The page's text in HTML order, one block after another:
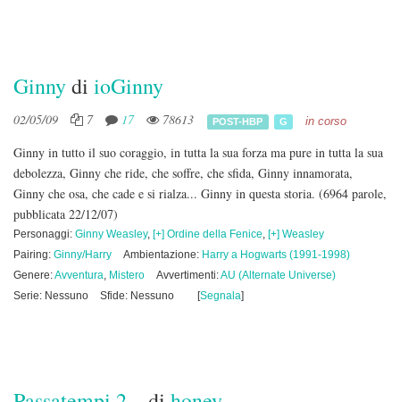
Ginnydi ioGinny
02/05/09 7 17 78613 POST-HBP G in corso
Ginny in tutto il suo coraggio, in tutta la sua forza ma pure in tutta la sua
debolezza, Ginny che ride, che soffre, che sfida, Ginny innamorata,
Ginny che osa, che cade e si rialza... Ginny in questa storia. (6964 parole,
pubblicata 22/12/07)
Personaggi: Ginny Weasley, [+] Ordine della Fenice, [+] Weasley
Pairing: Ginny/Harry Ambientazione: Harry a Hogwarts (1991-1998)
Genere:Avventura, Mistero Avvertimenti:AU (Alternate Universe)
Serie: Nessuno
Sfide: Nessuno [Segnala]